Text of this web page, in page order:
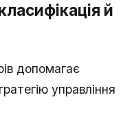
й
допомагає
управління